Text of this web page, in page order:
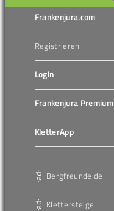
Frankenjura.com
Registrieren
Login
Frankenjura Premium
KletterApp
Bergfreunde.de
Klettersteige